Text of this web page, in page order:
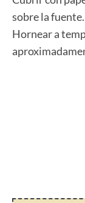
sobre la fuente.
Hornear a